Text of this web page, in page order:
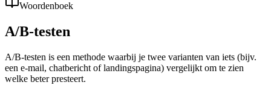
Woordenboek
A/B-testen
A/B-testen is een methode waarbij je twee varianten van iets (bijv.
een e-mail, chatbericht of landingspagina) vergelijkt om te zien
welke beter presteert.